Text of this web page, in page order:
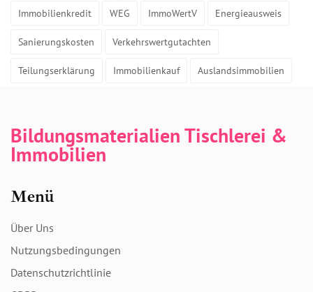
Immobilienkredit WEG ImmoWertV Energieausweis
Sanierungskosten Verkehrswertgutachten
Teilungserklärung Immobilienkauf Auslandsimmobilien
Bildungsmaterialien Tischlerei &
Immobilien
Menü
Über Uns
Nutzungsbedingungen
Datenschutzrichtlinie